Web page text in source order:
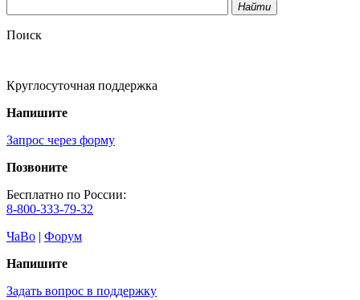
Найти
Поиск
Круглосуточная поддержка
Напишите
Запрос через форму
Позвоните
Бесплатно по России:
8-800-333-79-32
ЧаВо | Форум
Напишите
Задать вопрос в поддержку